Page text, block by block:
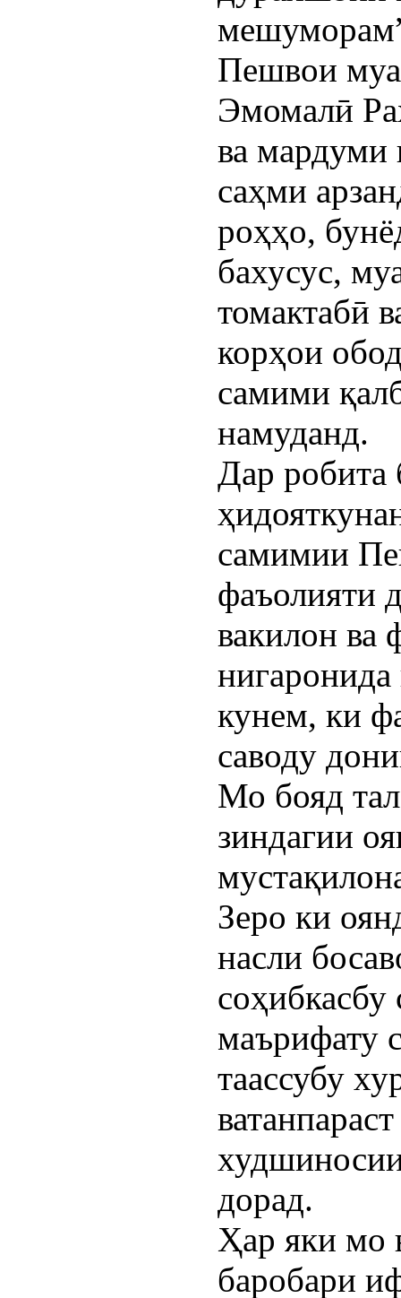
Пешвои
Эмомалӣ
ва мардуми
саҳми
роҳҳо,
бахусус,
томактабӣ
корҳои
самими
намуданд.
Дар робита
самимии
фаъолияти
вакилон ва
кунем, ки
саводу
Мо бояд
зиндагии
Зеро ки
насли
маърифату
таассубу
дорад.
Ҳар яки мо
баробари